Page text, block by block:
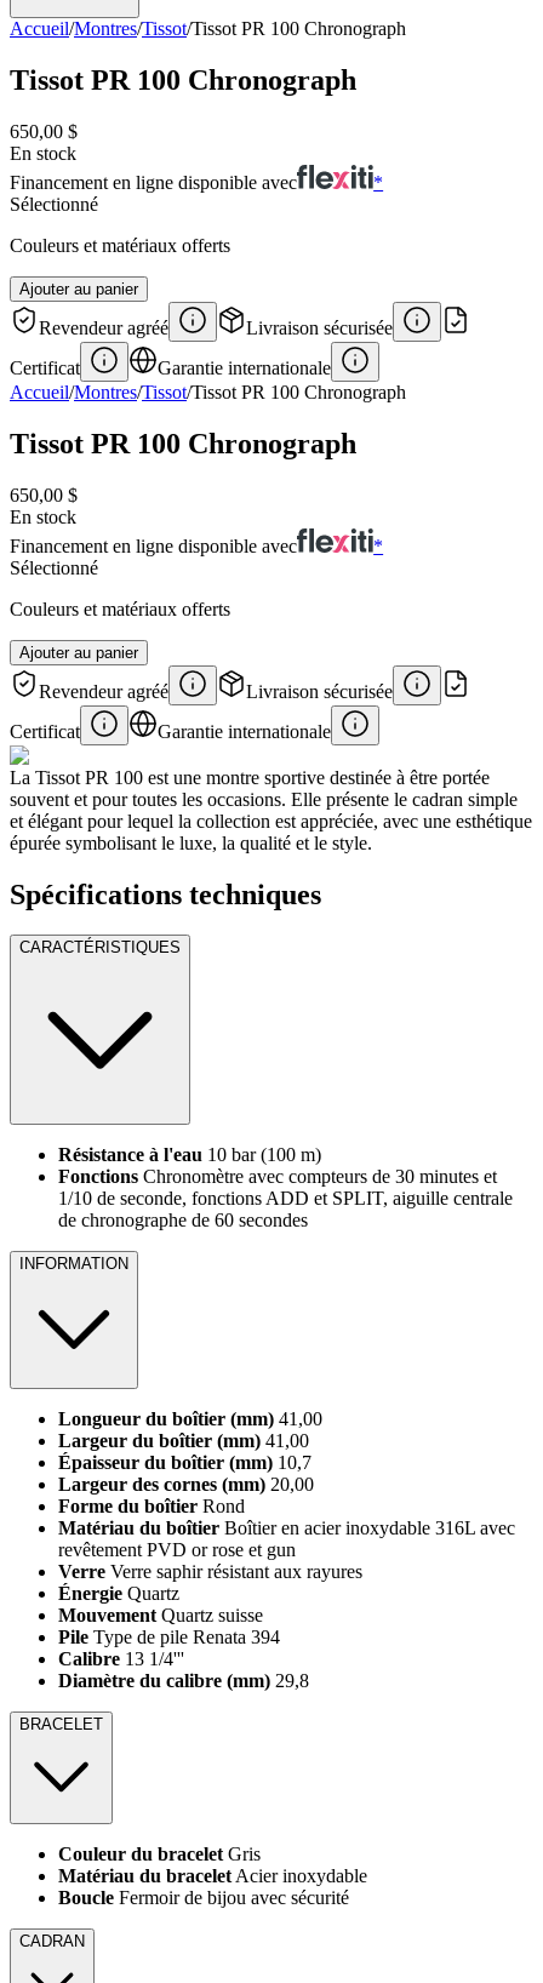
Accueil/Montres/Tissot/Tissot PR 100 Chronograph
Tissot PR 100 Chronograph
650,00 $
En stock
Financement en ligne disponible avec
*
Sélectionné
Couleurs et matériaux offerts
Ajouter au panier
Revendeur agréé
Livraison sécurisée
Certificat
Garantie internationale
Accueil/Montres/Tissot/Tissot PR 100 Chronograph
Tissot PR 100 Chronograph
650,00 $
En stock
Financement en ligne disponible avec
*
Sélectionné
Couleurs et matériaux offerts
Ajouter au panier
Revendeur agréé
Livraison sécurisée
Certificat
Garantie internationale
La Tissot PR 100 est une montre sportive destinée à être portée
souvent et pour toutes les occasions. Elle présente le cadran simple
et élégant pour lequel la collection est appréciée, avec une esthétique
épurée symbolisant le luxe, la qualité et le style.
Spécifications techniques
CARACTÉRISTIQUES
Résistance à l'eau 10 bar (100 m)
Fonctions Chronomètre avec compteurs de 30 minutes et
1/10 de seconde, fonctions ADD et SPLIT, aiguille centrale
de chronographe de 60 secondes
INFORMATION
Longueur du boîtier (mm) 41,00
Largeur du boîtier (mm) 41,00
Épaisseur du boîtier (mm) 10,7
Largeur des cornes (mm) 20,00
Forme du boîtier Rond
Matériau du boîtier Boîtier en acier inoxydable 316L avec
revêtement PVD or rose et gun
Verre Verre saphir résistant aux rayures
Énergie Quartz
MouvementQuartz suisse
Pile Type de pile Renata 394
Calibre 13 1/4'''
Diamètre du calibre (mm) 29,8
BRACELET
Couleur du braceletGris
Matériau du braceletAcier inoxydable
Boucle Fermoir de bijou avec sécurité
CADRAN